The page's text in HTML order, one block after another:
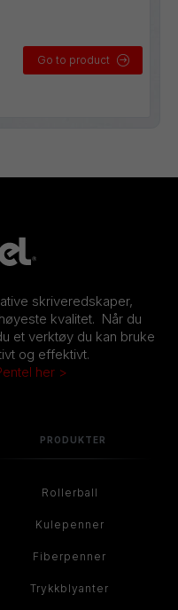
Go to product
skriveredskaper,
kvalitet. Når du
et verktøy du kan bruke
og effektivt.
her >
PRODUKTER
Rollerball
Kulepenner
Fiberpenner
Trykkblyanter